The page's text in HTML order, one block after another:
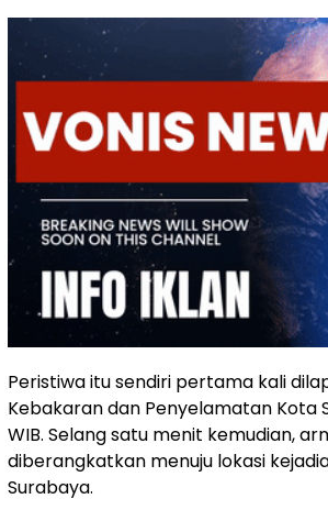
Peristiwa itu sendiri pertama kali
Kebakaran dan Penyelamatan Kota
WIB. Selang satu menit kemudian,
diberangkatkan menuju lokasi
Surabaya.